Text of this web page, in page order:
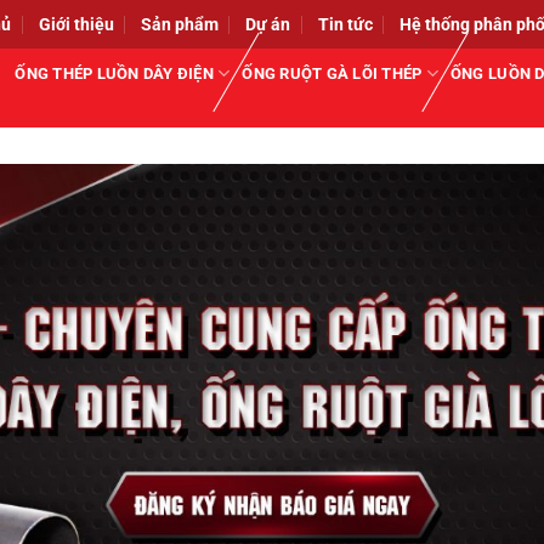
Giới thiệu Sản phẩm Dự án Tin tức Hệ thống phân
ỐNG THÉP LUỒN DÂY ĐIỆN ỐNG RUỘT GÀ LÕI THÉP ỐNG LUỒN